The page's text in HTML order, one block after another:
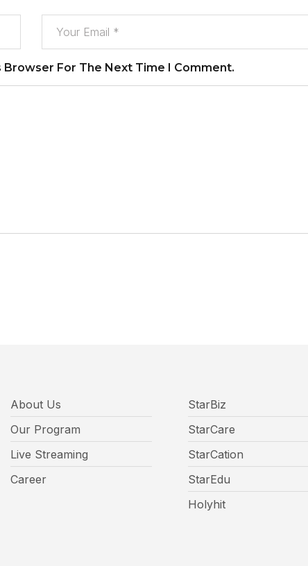
Browser For The Next Time I Comment.
About Us
Our Program
Live Streaming
Career
StarBiz
StarCare
StarCation
StarEdu
Holyhit